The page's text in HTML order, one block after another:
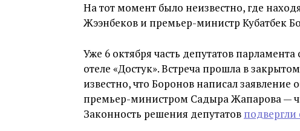
На тот момент было неизвестно, где
Жээнбеков и премьер-министр Кубатбек
Уже 6 октября часть депутатов
отеле «Достук». Встреча прошла в
известно, что Боронов написал
премьер-министром Садыра Жапарова —
Законность решения депутатов